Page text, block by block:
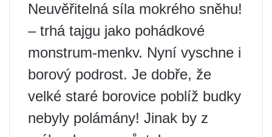
Neuvěřitelná síla mokrého sněhu!
– trhá tajgu jako pohádkové
monstrum-menkv. Nyní vyschne i
borový podrost. Je dobře, že
velké staré borovice poblíž budky
nebyly polámány! Jinak by z